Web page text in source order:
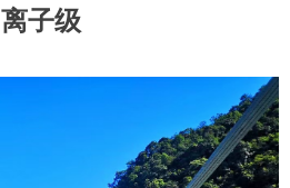
离子级